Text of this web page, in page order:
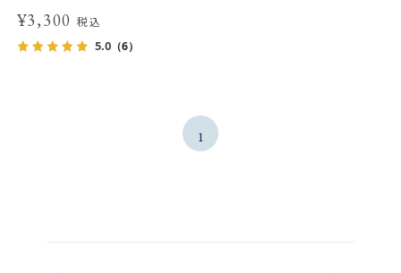
¥3,300税込
5.0（6）
1